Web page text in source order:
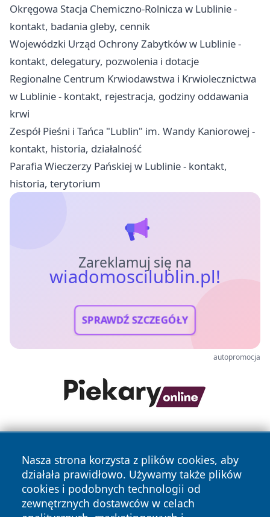
Okręgowa Stacja Chemiczno-Rolnicza w Lublinie -
kontakt, badania gleby, cennik
Wojewódzki Urząd Ochrony Zabytków w Lublinie -
kontakt, delegatury, pozwolenia i dotacje
Regionalne Centrum Krwiodawstwa i Krwiolecznictwa
w Lublinie - kontakt, rejestracja, godziny oddawania
krwi
Zespół Pieśni i Tańca "Lublin" im. Wandy Kaniorowej -
kontakt, historia, działalność
Parafia Wieczerzy Pańskiej w Lublinie - kontakt,
historia, terytorium
Zareklamuj się na
wiadomoscilublin.pl!
SPRAWDŹ SZCZEGÓŁY
autopromocja
Nasza strona korzysta z plików cookies, aby
działała prawidłowo. Używamy także plików
cookies i podobnych technologii od
zewnętrznych dostawców w celach
Copyright © 2026 wiadomoscilublin.pl Wszystkie prawa